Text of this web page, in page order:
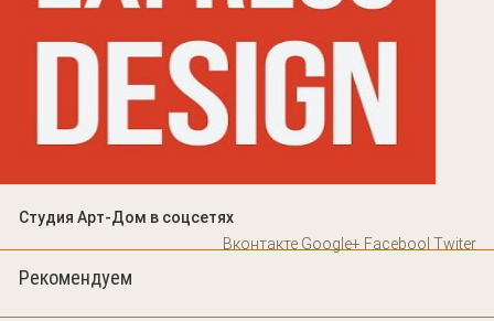
Студия Арт-Дом в соцсетях
Вконтакте Google+ Facebool Twiter
Рекомендуем